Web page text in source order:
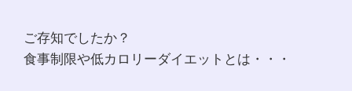
ご存知でしたか？
食事制限や低カロリーダイエットとは・・・